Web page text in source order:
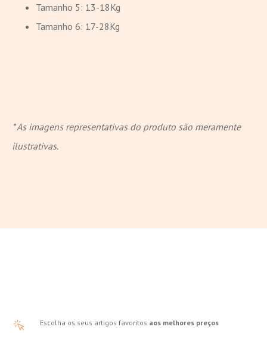
Tamanho 5: 13-18Kg
Tamanho 6: 17-28Kg
* As imagens representativas do produto são meramente
ilustrativas.
Escolha os seus artigos favoritos aos melhores preços